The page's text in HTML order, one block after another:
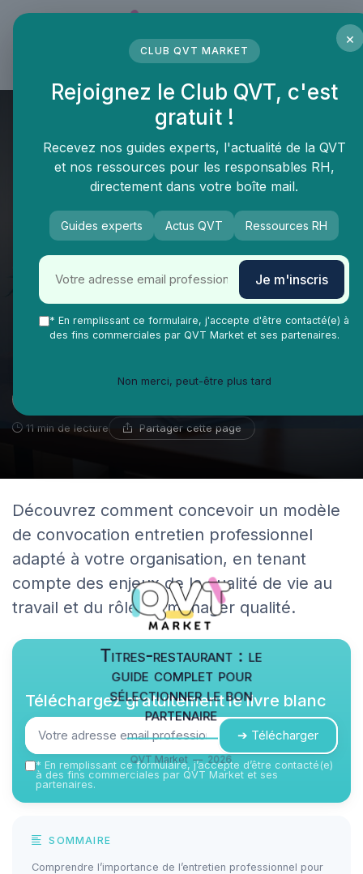
QVT Market Gestion de carrière
Comment rédiger un modèle de
convocation pour l’entretien
11 min de lecture Partager cette page
Découvrez comment concevoir un modèle
de convocation entretien professionnel
adapté à votre organisation, en tenant
compte des enjeux de la qualité de vie au
travail et du rôle du manager qualité.
Titres-restaurant : le
guide complet pour
sélectionner le bon
partenaire
QVT Market — 2026
Téléchargez gratuitement le livre blanc
➔ Télécharger
* En remplissant ce formulaire, j’accepte d’être contacté(e)
à des fins commerciales par QVT Market et ses
partenaires.
SOMMAIRE
Comprendre l’importance de l’entretien professionnel pour
×
CLUB QVT MARKET
Rejoignez le Club QVT, c'est
gratuit !
Recevez nos guides experts, l'actualité de la QVT
et nos ressources pour les responsables RH,
directement dans votre boîte mail.
Guides experts Actus QVT Ressources RH
Je m'inscris
* En remplissant ce formulaire, j'accepte d'être contacté(e) à
des fins commerciales par QVT Market et ses partenaires.
Non merci, peut-être plus tard
Panneau de gestion des cookies